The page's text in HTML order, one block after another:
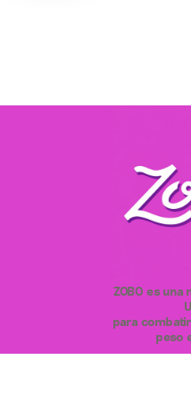
ZOBO es
para
peso